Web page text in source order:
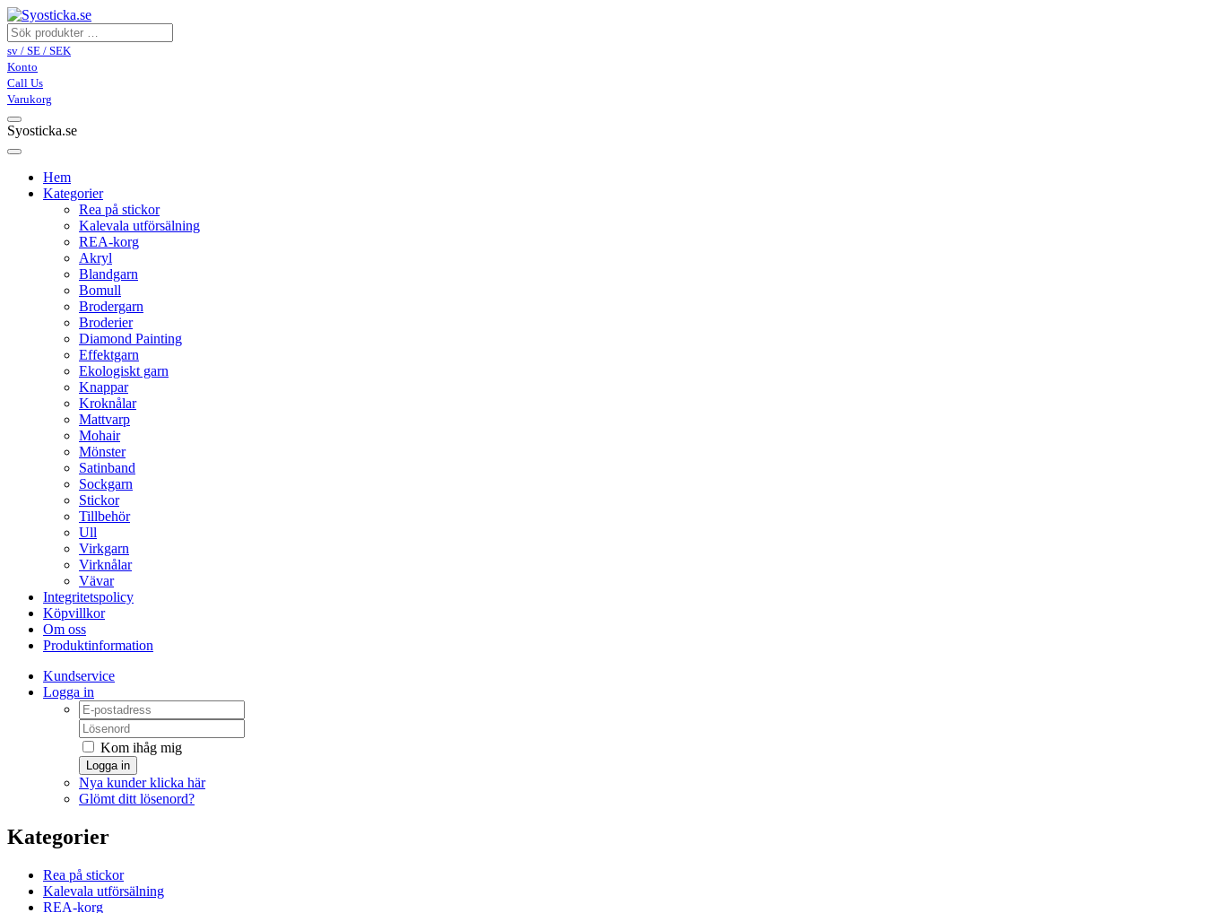
sv / SE / SEK
Konto
Call Us
Varukorg
Syosticka.se
Hem
Kategorier
Rea på stickor
Kalevala utförsälning
REA-korg
Akryl
Blandgarn
Bomull
Brodergarn
Broderier
Diamond Painting
Effektgarn
Ekologiskt garn
Knappar
Kroknålar
Mattvarp
Mohair
Mönster
Satinband
Sockgarn
Stickor
Tillbehör
Ull
Virkgarn
Virknålar
Vävar
Integritetspolicy
Köpvillkor
Om oss
Produktinformation
Kundservice
Logga in
Kom ihåg mig
Logga in
Nya kunder klicka här
Glömt ditt lösenord?
Kategorier
Rea på stickor
Kalevala utförsälning
REA-korg